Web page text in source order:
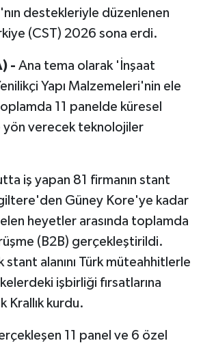
destekleriyle düzenlenen
(CST) 2026 sona erdi.
- Ana tema olarak 'İnşaat
Yapı Malzemeleri'nin ele
11 panelde küresel
yön verecek teknolojiler
iş yapan 81 firmanın stant
Güney Kore'ye kadar
heyetler arasında toplamda
(B2B) gerçekleştirildi.
alanını Türk müteahhitlerle
işbirliği fırsatlarına
Krallık kurdu.
11 panel ve 6 özel